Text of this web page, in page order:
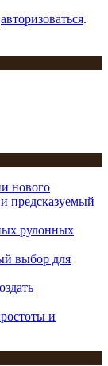
авторизоваться.
нового
предсказуемый
рулонных
выбор для
и